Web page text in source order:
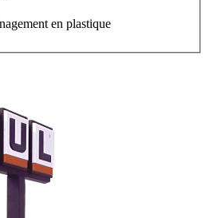
en plastique